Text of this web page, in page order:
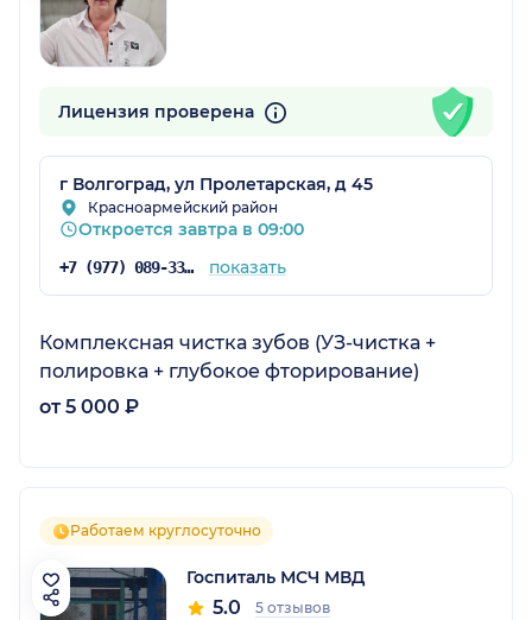
Лицензия проверена
г Волгоград, ул Пролетарская, д 45
Красноармейский район
Откроется завтра в 09:00
+7 (977) 089-33-34 показать
Комплексная чистка зубов (УЗ-чистка +
полировка + глубокое фторирование)
от 5 000 ₽
Работаем круглосуточно
Госпиталь МСЧ МВД
5.0 5 отзывов